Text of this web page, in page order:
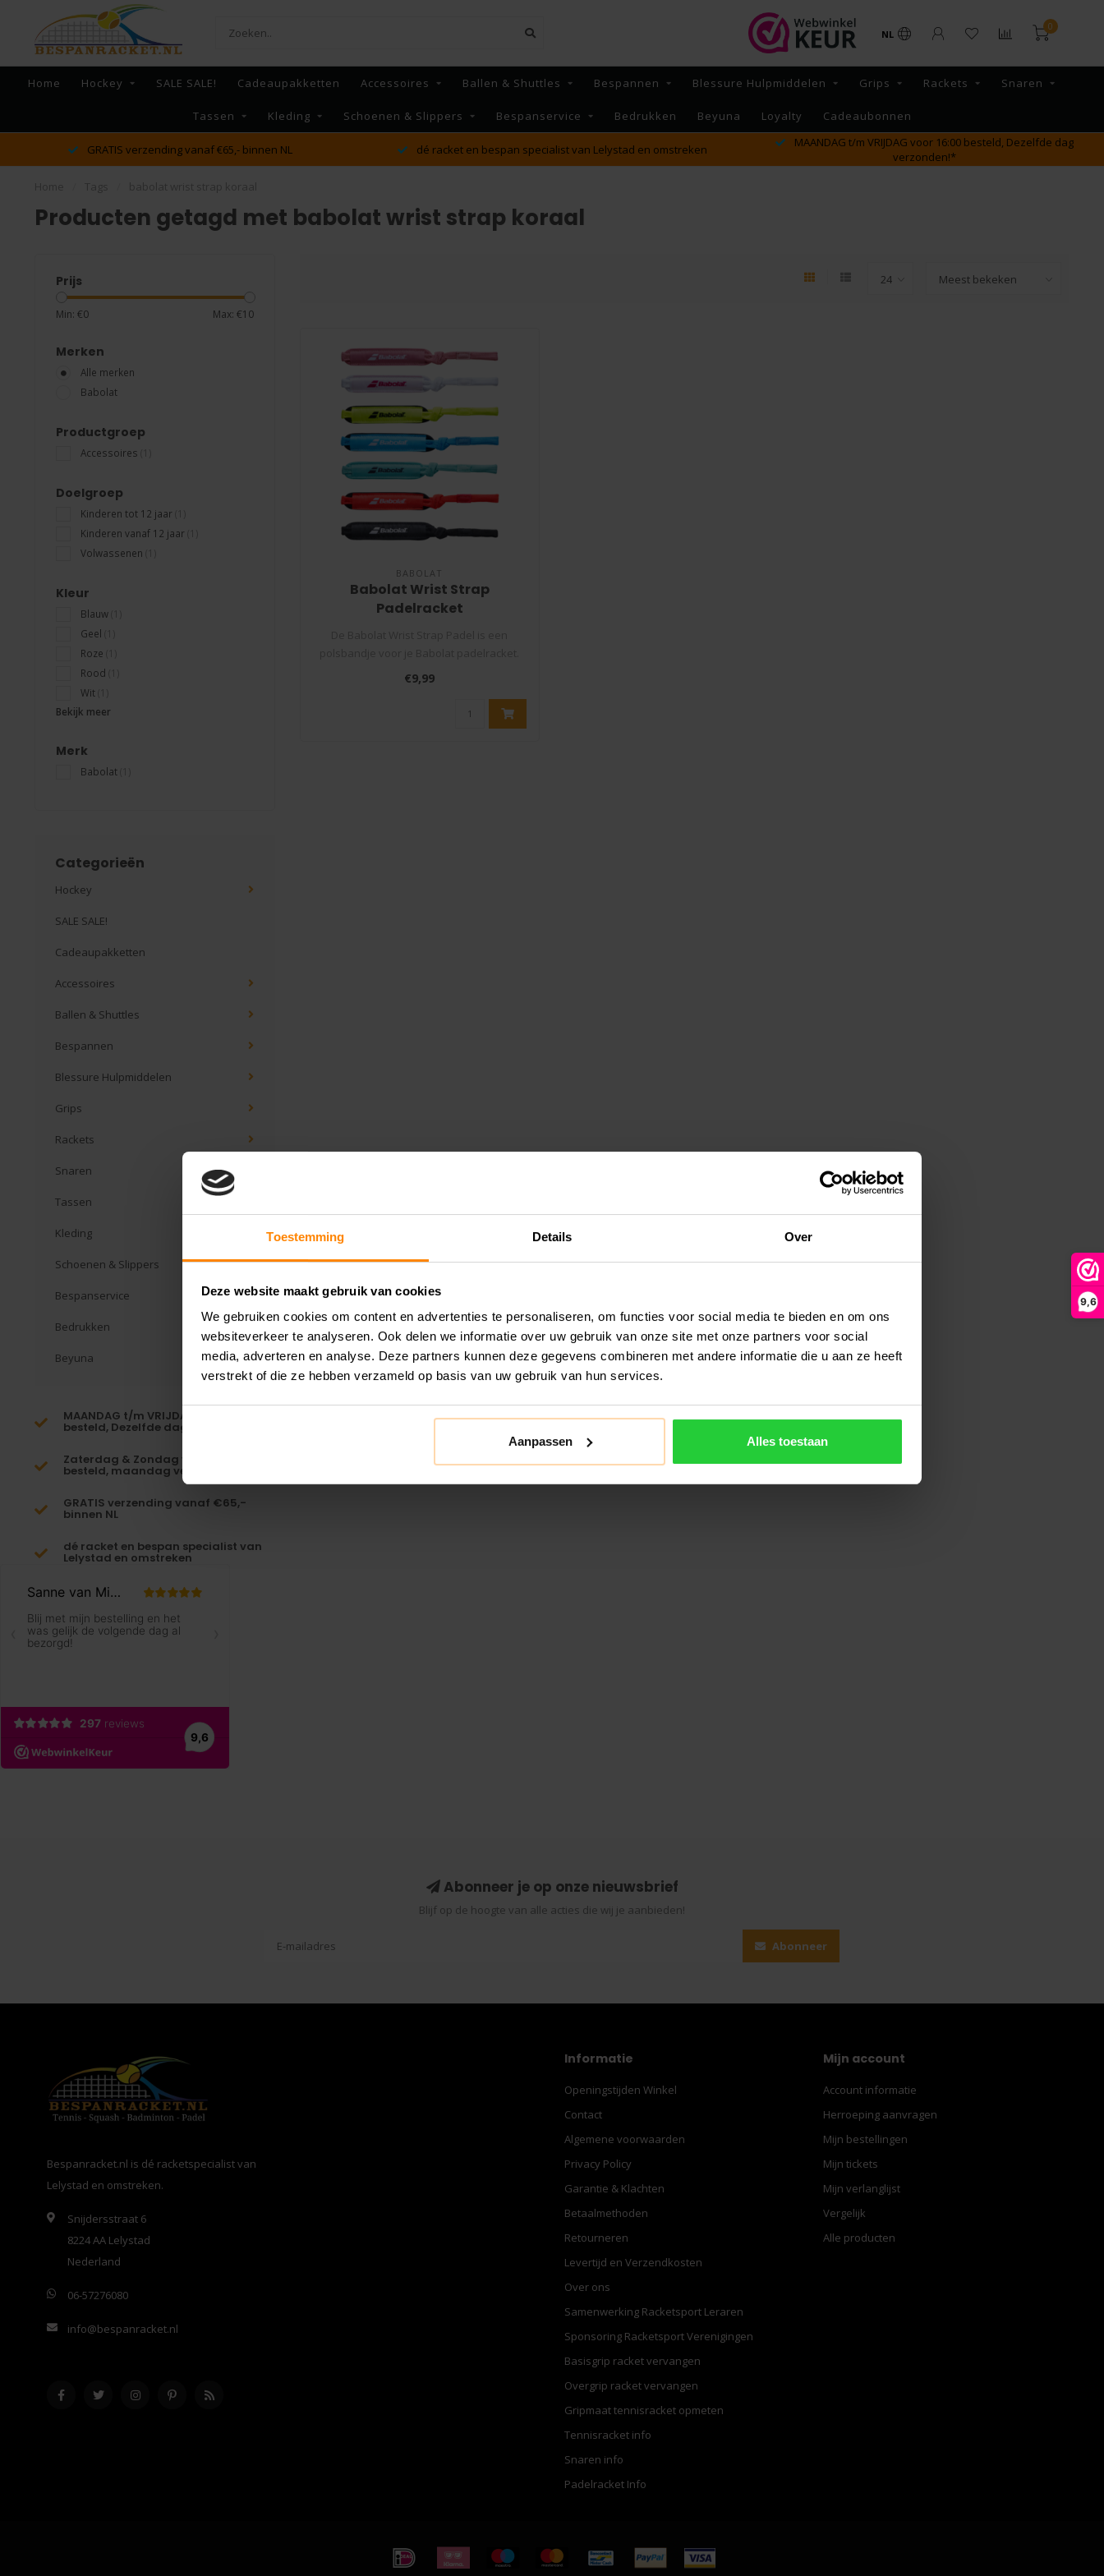
Toestemming Details Over
Deze website maakt gebruik van cookies
We gebruiken cookies om content en advertenties te personaliseren, om functies voor social media te bieden en om ons
websiteverkeer te analyseren. Ook delen we informatie over uw gebruik van onze site met onze partners voor social
media, adverteren en analyse. Deze partners kunnen deze gegevens combineren met andere informatie die u aan ze heeft
verstrekt of die ze hebben verzameld op basis van uw gebruik van hun services.
Aanpassen Alles toestaan
9,6
NL
0
Home Hockey SALE SALE! Cadeaupakketten Accessoires Ballen & Shuttles Bespannen Blessure Hulpmiddelen Grips Rackets Snaren
Tassen Kleding Schoenen & Slippers Bespanservice Bedrukken Beyuna Loyalty Cadeaubonnen
GRATIS verzending vanaf €65,- binnen NL dé racket en bespan specialist van Lelystad en omstreken
MAANDAG t/m VRIJDAG voor 16:00 besteld, Dezelfde dag
verzonden!*
Producten getagd met babolat wrist strap koraal
Prijs
Min: €0 Max: €10
Merken
Alle merken
Babolat
Productgroep
Accessoires
Doelgroep
Kinderen tot 12 jaar
Kinderen vanaf 12 jaar
Volwassenen
Kleur
Blauw
Geel
Roze
Rood
Wit
Bekijk meer
Merk
Babolat
Categorieën
Hockey
SALE SALE!
Cadeaupakketten
Accessoires
Ballen & Shuttles
Bespannen
Blessure Hulpmiddelen
Grips
Rackets
Snaren
Tassen
Kleding
Schoenen & Slippers
Bespanservice
Bedrukken
Beyuna
MAANDAG t/m VRIJDAG voor 16:00
besteld, Dezelfde dag verzonden!*
Zaterdag & Zondag voor 23:59
besteld, maandag verzonden!
GRATIS verzending vanaf €65,-
binnen NL
dé racket en bespan specialist van
Lelystad en omstreken
BABOLAT
Babolat Wrist Strap
Padelracket
Verv..
€9,99
Abonneer je op onze nieuwsbrief
Blijf op de hoogte van alle acties die wij je aanbieden!
Abonneer
Bespanracket.nl is dé racketspecialist van
Lelystad en omstreken.
Snijdersstraat 6
8224 AA Lelystad
Nederland
06-57276080
info@bespanracket.nl
Informatie
Openingstijden Winkel
Contact
Algemene voorwaarden
Privacy Policy
Garantie & Klachten
Betaalmethoden
Retourneren
Levertijd en Verzendkosten
Over ons
Samenwerking Racketsport Leraren
Sponsoring Racketsport Verenigingen
Basisgrip racket vervangen
Overgrip racket vervangen
Gripmaat tennisracket opmeten
Tennisracket info
Snaren info
Padelracket Info
Mijn account
Account informatie
Herroeping aanvragen
Mijn bestellingen
Mijn tickets
Mijn verlanglijst
Vergelijk
Alle producten